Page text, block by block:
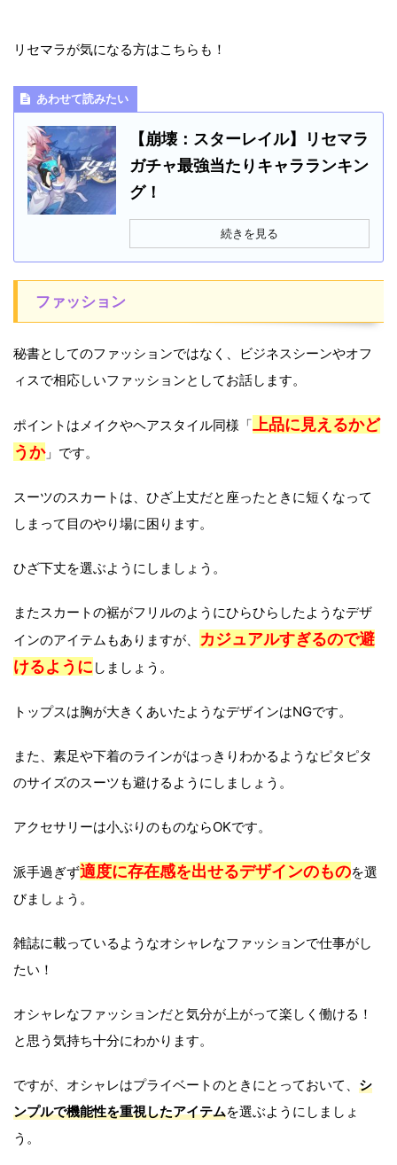
リセマラが気になる方はこちらも！
あわせて読みたい
【崩壊：スターレイル】リセマラ
ガチャ最強当たりキャラランキン
グ！
続きを見る
ファッション
秘書としてのファッションではなく、ビジネスシーンやオフ
ィスで相応しいファッションとしてお話します。
ポイントはメイクやヘアスタイル同様「 上品に見えるかど
うか」です。
スーツのスカートは、ひざ上丈だと座ったときに短くなって
しまって目のやり場に困ります。
ひざ下丈を選ぶようにしましょう。
またスカートの裾がフリルのようにひらひらしたようなデザ
インのアイテムもありますが、
カジュアルすぎるので避
けるように しましょう。
トップスは胸が大きくあいたようなデザインはNGです。
また、素足や下着のラインがはっきりわかるようなピタピタ
のサイズのスーツも避けるようにしましょう。
アクセサリーは小ぶりのものならOKです。
派手過ぎず適度に存在感を出せるデザインのものを選
びましょう。
雑誌に載っているようなオシャレなファッションで仕事がし
たい！
オシャレなファッションだと気分が上がって楽しく働ける！
と思う気持ち十分にわかります。
ですが、オシャレはプライベートのときにとっておいて、 シ
ンプルで機能性を重視したアイテムを選ぶようにしましょ
う。